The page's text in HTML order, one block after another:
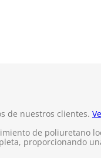
de nuestros clientes.
de poliuretano
proporcionando